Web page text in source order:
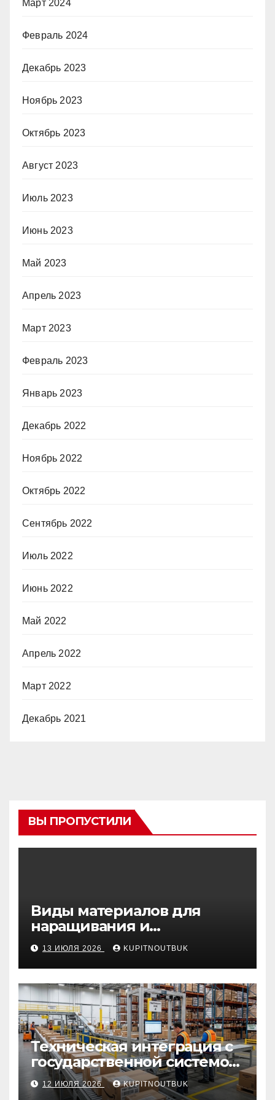
Март 2024
Февраль 2024
Декабрь 2023
Ноябрь 2023
Октябрь 2023
Август 2023
Июль 2023
Июнь 2023
Май 2023
Апрель 2023
Март 2023
Февраль 2023
Январь 2023
Декабрь 2022
Ноябрь 2022
Октябрь 2022
Сентябрь 2022
Июль 2022
Июнь 2022
Май 2022
Апрель 2022
Март 2022
Декабрь 2021
ВЫ ПРОПУСТИЛИ
Виды материалов для
наращивания и
моделирования ногтей
13 ИЮЛЯ 2026 KUPITNOUTBUK
Техническая интеграция с
государственной системой
«Честный знак
12 ИЮЛЯ 2026 KUPITNOUTBUK